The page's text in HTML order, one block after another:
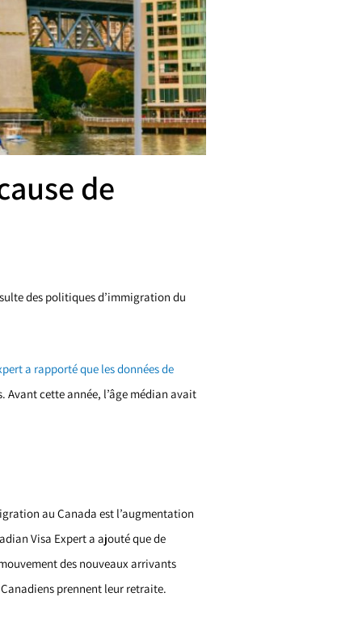
de
des politiques d’immigration du
a rapporté que les données de
Avant cette année, l’âge médian avait
au Canada est l’augmentation
Visa Expert a ajouté que de
des nouveaux arrivants
prennent leur retraite.